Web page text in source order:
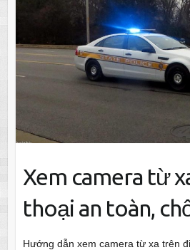
Xem camera từ
thoại an toàn,
Hướng dẫn xem camera từ xa trên